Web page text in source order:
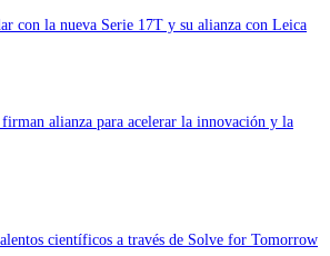
con la nueva Serie 17T y su alianza con Leica
alianza para acelerar la innovación y la
científicos a través de Solve for Tomorrow